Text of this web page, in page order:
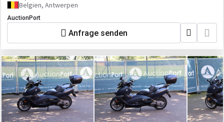
Belgien, Antwerpen
AuctionPort
Anfrage senden